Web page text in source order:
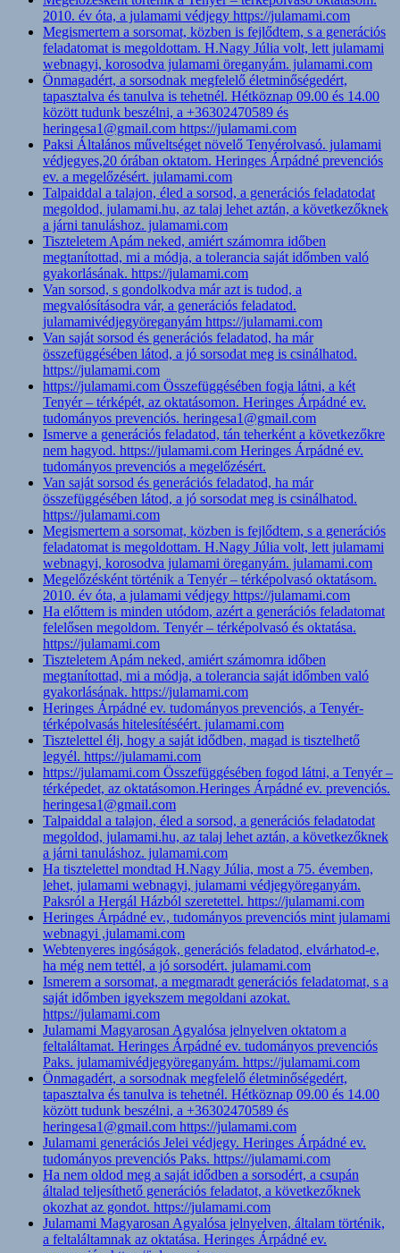
2010. év óta, a julamami védjegy https://julamami.com
Megismertem a sorsomat, közben is fejlődtem, s a generációs
feladatomat is megoldottam. H.Nagy Júlia volt, lett julamami
webnagyi, korosodva julamami öreganyám. julamami.com
Önmagadért, a sorsodnak megfelelő életminőségedért,
tapasztalva és tanulva is tehetnél. Hétköznap 09.00 és 14.00
között tudunk beszélni, a +36302470589 és
heringesa1@gmail.com https://julamami.com
Paksi Általános műveltséget növelő Tenyérolvasó. julamami
védjegyes,20 órában oktatom. Heringes Árpádné prevenciós
ev. a megelőzésért. julamami.com
Talpaiddal a talajon, éled a sorsod, a generációs feladatodat
megoldod, julamami.hu, az talaj lehet aztán, a következőknek
a járni tanuláshoz. julamami.com
Tiszteletem Apám neked, amiért számomra időben
megtanítottad, mi a módja, a tolerancia saját időmben való
gyakorlásának. https://julamami.com
Van sorsod, s gondolkodva már azt is tudod, a
megvalósításodra vár, a generációs feladatod.
julamamivédjegyöreganyám https://julamami.com
Van saját sorsod és generációs feladatod, ha már
összefüggésében látod, a jó sorsodat meg is csinálhatod.
https://julamami.com
https://julamami.com Összefüggésében fogja látni, a két
Tenyér – térképét, az oktatásomon. Heringes Árpádné ev.
tudományos prevenciós. heringesa1@gmail.com
Ismerve a generációs feladatod, tán teherként a következőkre
nem hagyod. https://julamami.com Heringes Árpádné ev.
tudományos prevenciós a megelőzésért.
Van saját sorsod és generációs feladatod, ha már
összefüggésében látod, a jó sorsodat meg is csinálhatod.
https://julamami.com
Megismertem a sorsomat, közben is fejlődtem, s a generációs
feladatomat is megoldottam. H.Nagy Júlia volt, lett julamami
webnagyi, korosodva julamami öreganyám. julamami.com
Megelőzésként történik a Tenyér – térképolvasó oktatásom.
2010. év óta, a julamami védjegy https://julamami.com
Ha előttem is minden utódom, azért a generációs feladatomat
felelősen megoldom. Tenyér – térképolvasó és oktatása.
https://julamami.com
Tiszteletem Apám neked, amiért számomra időben
megtanítottad, mi a módja, a tolerancia saját időmben való
gyakorlásának. https://julamami.com
Heringes Árpádné ev. tudományos prevenciós, a Tenyér-
térképolvasás hitelesítéséért. julamami.com
Tisztelettel élj, hogy a saját idődben, magad is tisztelhető
legyél. https://julamami.com
https://julamami.com Összefüggésében fogod látni, a Tenyér –
térképedet, az oktatásomon.Heringes Árpádné ev. prevenciós.
heringesa1@gmail.com
Talpaiddal a talajon, éled a sorsod, a generációs feladatodat
megoldod, julamami.hu, az talaj lehet aztán, a következőknek
a járni tanuláshoz. julamami.com
Ha tisztelettel mondtad H.Nagy Júlia, most a 75. évemben,
lehet, julamami webnagyi, julamami védjegyöreganyám.
Paksról a Hergál Házból szeretettel. https://julamami.com
Heringes Árpádné ev., tudományos prevenciós mint julamami
webnagyi ,julamami.com
Webtenyeres ingóságok, generációs feladatod, elvárhatod-e,
ha még nem tettél, a jó sorsodért. julamami.com
Ismerem a sorsomat, a megmaradt generációs feladatomat, s a
saját időmben igyekszem megoldani azokat.
https://julamami.com
Julamami Magyarosan Agyalósa jelnyelven oktatom a
feltaláltamat. Heringes Árpádné ev. tudományos prevenciós
Paks. julamamivédjegyöreganyám. https://julamami.com
Önmagadért, a sorsodnak megfelelő életminőségedért,
tapasztalva és tanulva is tehetnél. Hétköznap 09.00 és 14.00
között tudunk beszélni, a +36302470589 és
heringesa1@gmail.com https://julamami.com
Julamami generációs Jelei védjegy. Heringes Árpádné ev.
tudományos prevenciós Paks. https://julamami.com
Ha nem oldod meg a saját idődben a sorsodért, a csupán
általad teljesíthető generációs feladatot, a következőknek
okozhat az gondot. https://julamami.com
Julamami Magyarosan Agyalósa jelnyelven, általam történik,
a feltaláltamnak az oktatása. Heringes Árpádné ev.